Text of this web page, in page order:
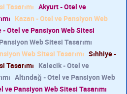
Tasarımı Akyurt - Otel ve
Kazan - Otel ve Pansiyon Web
- Otel ve Pansiyon Web Sitesi
Web Sitesi Tasarımı
Web Sitesi Tasarımı Sıhhiye -
Tasarımı Kalecik - Otel ve
Altındağ - Otel ve Pansiyon Web
ve Pansiyon Web Sitesi Tasarımı